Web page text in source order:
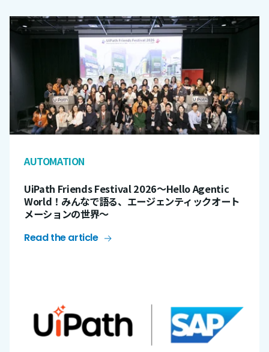
AUTOMATION
UiPath Friends Festival 2026〜Hello Agentic
World！みんなで語る、エージェンティックオート
メーションの世界～
Read the article